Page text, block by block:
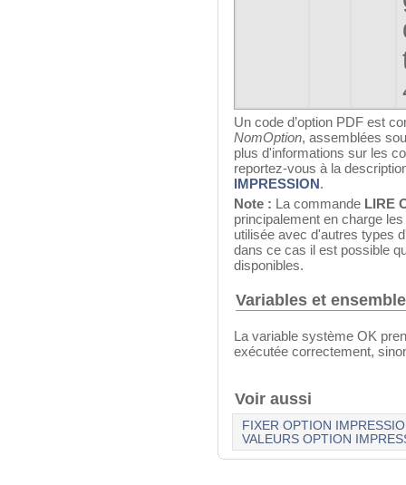
Un code d’option PDF est
NomOption, assemblées
plus d'informations sur les
reportez-vous à la
IMPRESSION .
Note : La commande LIRE
principalement en charge
utilisée avec d'autres types
dans ce cas il est possible
disponibles.
Variables et
La variable système OK
exécutée correctement,
Voir aussi
FIXER OPTION
VALEURS OPTION